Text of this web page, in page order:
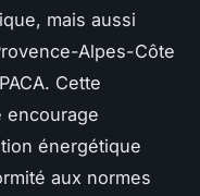
mais aussi
Alpes-Côte
Cette
encourage
énergétique
aux normes